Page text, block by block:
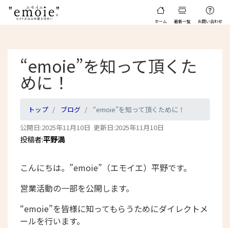
ホーム 最新一覧 お問い合わせ
“emoie”を知って頂くた
めに！
トップ ブログ
“emoie”を知って頂くために！
公開日:2025年11月10日 更新日:2025年11月10日
投稿者:平野満
こんにちは。”emoie”（エモイエ）平野です。
営業活動の一部を公開します。
“emoie”を皆様に知ってもらうためにダイレクトメ
ールを行います。